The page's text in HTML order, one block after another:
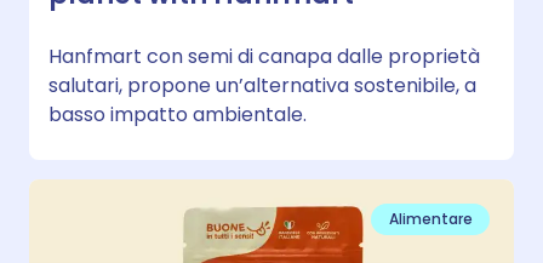
Hanfmart con semi di canapa dalle proprietà
salutari, propone un’alternativa sostenibile, a
basso impatto ambientale.
Alimentare